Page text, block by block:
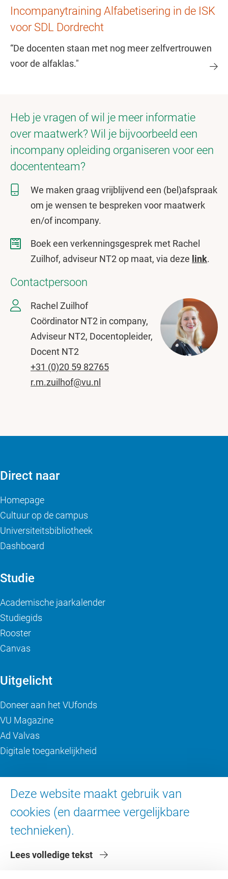
Incompanytraining Alfabetisering in de ISK
voor SDL Dordrecht
“De docenten staan met nog meer zelfvertrouwen
voor de alfaklas."
Heb je vragen of wil je meer informatie
over maatwerk? Wil je bijvoorbeeld een
incompany opleiding organiseren voor een
docententeam?
We maken graag vrijblijvend een (bel)afspraak
om je wensen te bespreken voor maatwerk
en/of incompany.
Boek een verkenningsgesprek met Rachel
Zuilhof, adviseur NT2 op maat, via deze link.
Contactpersoon
Rachel Zuilhof
Coördinator NT2 in company,
Adviseur NT2, Docentopleider,
Docent NT2
+31 (0)20 59 82765
r.m.zuilhof@vu.nl
Deze website maakt gebruik van
cookies (en daarmee vergelijkbare
technieken).
Lees volledige tekst
Direct naar
Homepage
Cultuur op de campus
Universiteitsbibliotheek
Dashboard
Studie
Academische jaarkalender
Studiegids
Rooster
Canvas
Uitgelicht
Doneer aan het VUfonds
VU Magazine
Ad Valvas
Digitale toegankelijkheid
Contact en route
Werken bij de VU
Faculteiten
Diensten